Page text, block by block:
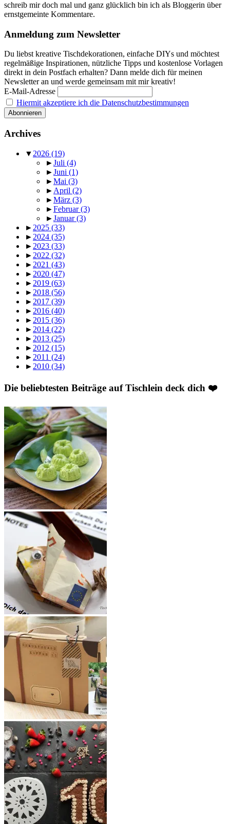
schreib mir doch mal und ganz glücklich bin ich als Bloggerin über
ernstgemeinte Kommentare.
Anmeldung zum Newsletter
Du liebst kreative Tischdekorationen, einfache DIYs und möchtest
regelmäßige Inspirationen, nützliche Tipps und kostenlose Vorlagen
direkt in dein Postfach erhalten? Dann melde dich für meinen
Newsletter an und werde gemeinsam mit mir kreativ!
E-Mail-Adresse
Hiermit akzeptiere ich die Datenschutzbestimmungen
Archives
▼ 2026 (19)
►Juli (4)
►Juni (1)
►Mai (3)
► April (2)
►März (3)
►Februar(3)
►Januar(3)
► 2025 (33)
► 2024 (35)
► 2023 (33)
► 2022 (32)
► 2021 (43)
► 2020 (47)
► 2019 (63)
► 2018 (56)
► 2017 (39)
► 2016 (40)
► 2015 (36)
► 2014 (22)
► 2013 (25)
► 2012 (15)
► 2011 (24)
► 2010 (34)
Die beliebtesten Beiträge auf Tischlein deck dich ❤️